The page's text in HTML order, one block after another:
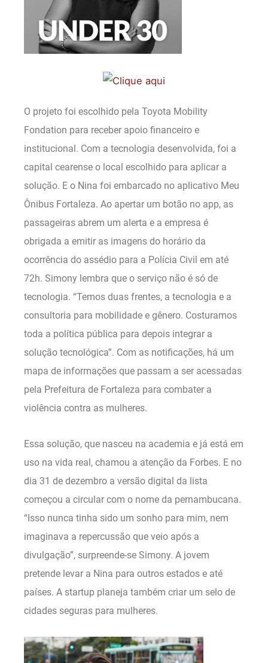
O projeto foi escolhido pela Toyota Mobility
Fondation para receber apoio financeiro e
institucional. Com a tecnologia desenvolvida, foi a
capital cearense o local escolhido para aplicar a
solução. E o Nina foi embarcado no aplicativo Meu
Ônibus Fortaleza. Ao apertar um botão no app, as
passageiras abrem um alerta e a empresa é
obrigada a emitir as imagens do horário da
ocorrência do assédio para a Polícia Civil em até
72h. Simony lembra que o serviço não é só de
tecnologia. “Temos duas frentes, a tecnologia e a
consultoria para mobilidade e gênero. Costuramos
toda a política pública para depois integrar a
solução tecnológica”. Com as notificações, há um
mapa de informações que passam a ser acessadas
pela Prefeitura de Fortaleza para combater a
violência contra as mulheres.
Essa solução, que nasceu na academia e já está em
uso na vida real, chamou a atenção da Forbes. E no
dia 31 de dezembro a versão digital da lista
começou a circular com o nome da pernambucana.
“Isso nunca tinha sido um sonho para mim, nem
imaginava a repercussão que veio após a
divulgação”, surpreende-se Simony. A jovem
pretende levar a Nina para outros estados e até
países. A startup planeja também criar um selo de
cidades seguras para mulheres.